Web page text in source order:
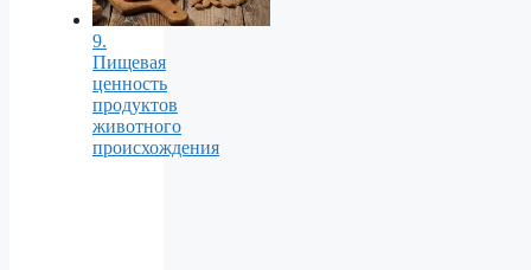
9.
Пищевая
ценность
продуктов
животного
происхождения